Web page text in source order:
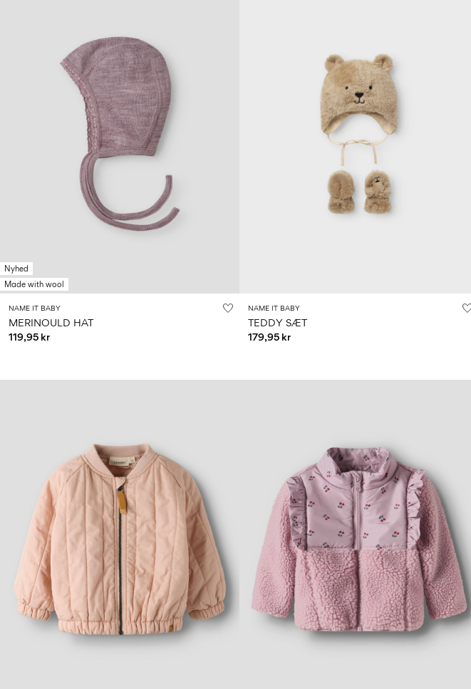
Nyhed
Made with wool
NAME IT BABY
MERINOULD HAT
119,95 kr
NAME IT BABY
TEDDY SÆT
179,95 kr